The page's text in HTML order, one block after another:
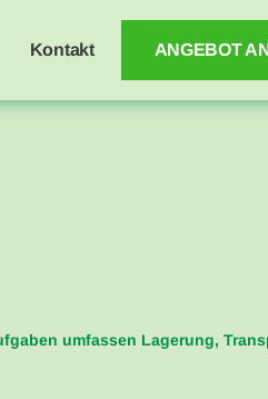
Kontakt ANGEBOT
umfassen Lagerung,